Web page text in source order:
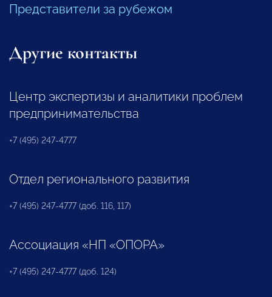
Представители за рубежом
Другие контакты
Центр экспертизы и аналитики проблем
предпринимательства
+7 (495) 247-4777
Отдел регионального развития
+7 (495) 247-4777 (доб. 116, 117)
Ассоциация «НП «ОПОРА»
+7 (495) 247-4777 (доб. 124)